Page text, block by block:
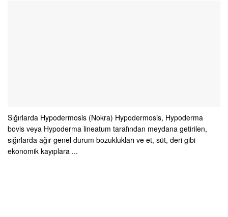
Sığırlarda Hypodermosis (Nokra) Hypodermosis, Hypoderma
bovis veya Hypoderma lineatum tarafından meydana getirilen,
sığırlarda ağır genel durum bozuklukları ve et, süt, deri gibi
ekonomik kayıplara ...